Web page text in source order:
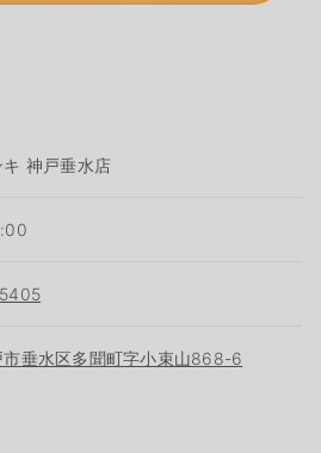
神戸垂水店
市垂水区多聞町字小束山868-6